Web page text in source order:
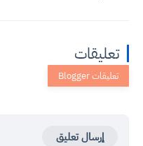
تعليقات
إرسال تعليق